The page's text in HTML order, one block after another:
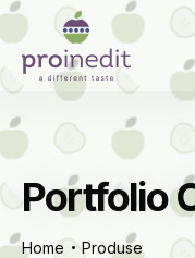
Portfolio
Home Produse